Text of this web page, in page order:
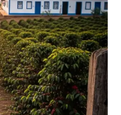
a
na Capital e
para as demais
da normalidade.
seco – os
nevoeiros e os